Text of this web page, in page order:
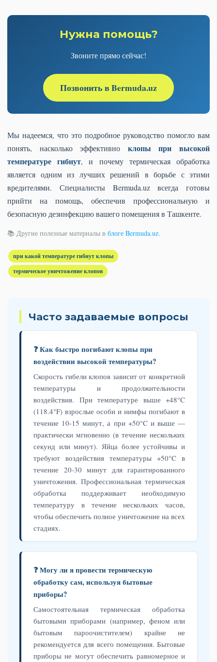
Нужна помощь?
Звоните прямо сейчас!
Позвонить в Bermuda.uz
Мы надеемся, что это подробное руководство помогло вам
понять, насколько эффективно клопы при высокой
температуре гибнут, и почему термическая обработка
является одним из лучших решений в борьбе с этими
вредителями. Специалисты Bermuda.uz всегда готовы
прийти на помощь, обеспечив профессиональную и
безопасную дезинфекцию вашего помещения в Ташкенте.
📚 Другие полезные материалы в блоге Bermuda.uz.
при какой температуре гибнут клопы
термическое уничтожение клопов
Часто задаваемые вопросы
❓ Как быстро погибают клопы при
воздействии высокой температуры?
Скорость гибели клопов зависит от конкретной
температуры и продолжительности
воздействия. При температуре выше +48°C
(118.4°F) взрослые особи и нимфы погибают в
течение 10-15 минут, а при +50°C и выше —
практически мгновенно (в течение нескольких
секунд или минут). Яйца более устойчивы и
требуют воздействия температуры +50°C в
течение 20-30 минут для гарантированного
уничтожения. Профессиональная термическая
обработка поддерживает необходимую
температуру в течение нескольких часов,
чтобы обеспечить полное уничтожение на всех
стадиях.
❓ Могу ли я провести термическую
обработку сам, используя бытовые
приборы?
Самостоятельная термическая обработка
бытовыми приборами (например, феном или
бытовым пароочистителем) крайне не
рекомендуется для всего помещения. Бытовые
приборы не могут обеспечить равномерное и